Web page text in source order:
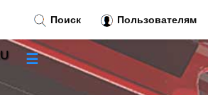
Поиск Пользователям
☰